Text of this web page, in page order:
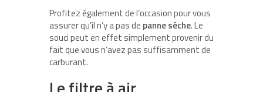
Profitez également de l’occasion pour vous
assurer qu’il n’y a pas de panne sèche. Le
souci peut en effet simplement provenir du
fait que vous n’avez pas suffisamment de
carburant.